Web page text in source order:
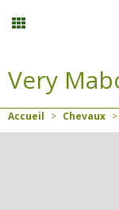
Randonnée
Very
Accueil > Chevaux >